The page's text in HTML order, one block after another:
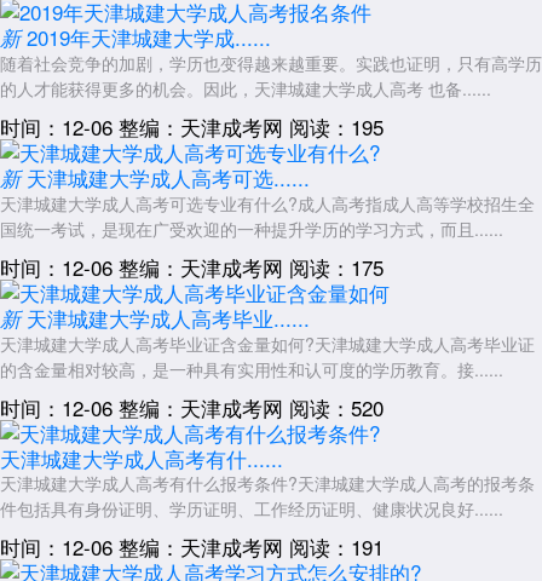
新 2019年天津城建大学成......
随着社会竞争的加剧，学历也变得越来越重要。实践也证明，只有高学历
的人才能获得更多的机会。因此，天津城建大学成人高考 也备......
时间：12-06 整编：天津成考网 阅读：195
新 天津城建大学成人高考可选......
天津城建大学成人高考可选专业有什么?成人高考指成人高等学校招生全
国统一考试，是现在广受欢迎的一种提升学历的学习方式，而且......
时间：12-06 整编：天津成考网 阅读：175
新 天津城建大学成人高考毕业......
天津城建大学成人高考毕业证含金量如何?天津城建大学成人高考毕业证
的含金量相对较高，是一种具有实用性和认可度的学历教育。接......
时间：12-06 整编：天津成考网 阅读：520
天津城建大学成人高考有什......
天津城建大学成人高考有什么报考条件?天津城建大学成人高考的报考条
件包括具有身份证明、学历证明、工作经历证明、健康状况良好......
时间：12-06 整编：天津成考网 阅读：191